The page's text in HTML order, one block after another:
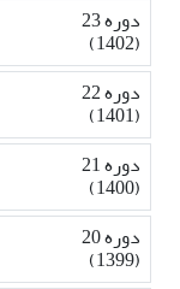
دوره 23
(1402)
دوره 22
(1401)
دوره 21
(1400)
دوره 20
(1399)